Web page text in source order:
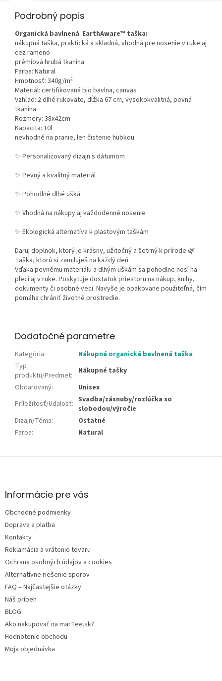
Podrobný popis
Organická bavlnená EarthAware™ taška:
nákupná taška, praktická a skladná, vhodná pre nosenie v ruke aj
cez rameno
prémiová hrubá tkanina
Farba: Natural
Hmotnosť: 340g/m²
Materiál: certifikovaná bio bavlna, canvas
Vzhľad: 2 dlhé rukoväte, dĺžka 67 cm, vysokokvalitná, pevná
tkanina
Rozmery: 38x42cm
Kapacita: 10l
nevhodné na pranie, len čistenie hubkou
✨ Personalizovaný dizajn s dátumom
✨ Pevný a kvalitný materiál
✨ Pohodlné dlhé ušká
✨ Vhodná na nákupy aj každodenné nosenie
✨ Ekologická alternatíva k plastovým taškám
Daruj doplnok, ktorý je krásny, užitočný a šetrný k prírode 🌿
Taška, ktorú si zamiluješ na každý deň.
Vďaka pevnému materiálu a dlhým uškám sa pohodlne nosí na
pleci aj v ruke. Poskytuje dostatok priestoru na nákup, knihy,
dokumenty či osobné veci. Navyše je opakovane použiteľná, čím
pomáha chrániť životné prostredie.
Dodatočné parametre
Kategória:
Nákupná organická bavlnená taška
Typ
produktu/Predmet:
Nákupné tašky
Obdarovaný:
Unisex
Príležitosť/Udalosť: Svadba/zásnuby/rozlúčka so
slobodou/výročie
Dizajn/Téma:
Ostatné
Farba: Natural
Z
ä
e
Informácie pre vás
Obchodné podmienky
Doprava a platba
Kontakty
Reklamácia a vrátenie tovaru
Ochrana osobných údajov a cookies
Alternatívne riešenie sporov
FAQ – Najčastejšie otázky
Náš príbeh
BLOG
Ako nakupovať na marTee.sk?
Hodnotenie obchodu
Moja objednávka